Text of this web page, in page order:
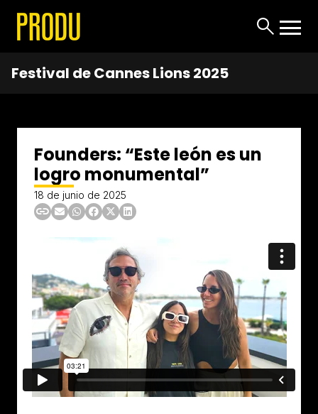
Festival de Cannes Lions 2025
Founders: “Este león es un
logro monumental”
18 de junio de 2025